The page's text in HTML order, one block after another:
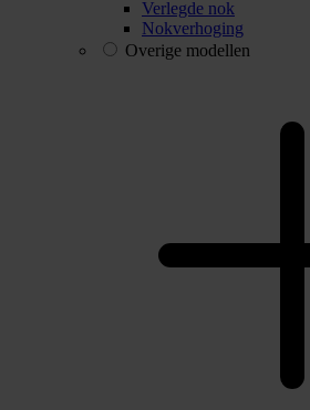
Verlegde nok
Nokverhoging
Overige modellen